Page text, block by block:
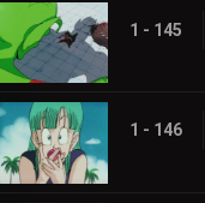
1 - 145
1 - 146